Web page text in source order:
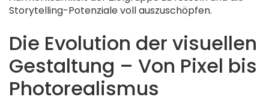
Storytelling-Potenziale voll auszuschöpfen.
Die Evolution der visuellen
Gestaltung – Von Pixel bis
Photorealismus